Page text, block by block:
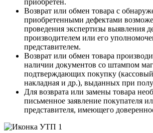
приобретен.
Возврат или обмен товара с
приобретенными дефектами
проведения экспертизы выявления
производителем или его
представителем.
Возврат или обмен товара
наличии документов со штампом
подтверждающих покупку (кассовый
накладная и др.), выданных при
Для возврата или замены товара
письменное заявление покупателя
представителя, имеющего